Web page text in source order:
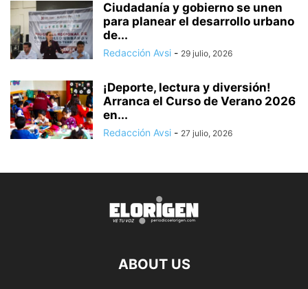
Ciudadanía y gobierno se unen
para planear el desarrollo urbano
de...
Redacción Avsi - 29 julio, 2026
¡Deporte, lectura y diversión!
Arranca el Curso de Verano 2026
en...
Redacción Avsi - 27 julio, 2026
ABOUT US